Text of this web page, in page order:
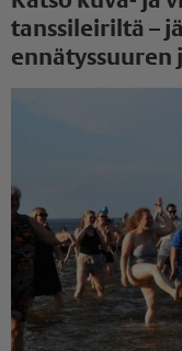
tanssileiriltä –
ennätyssuuren